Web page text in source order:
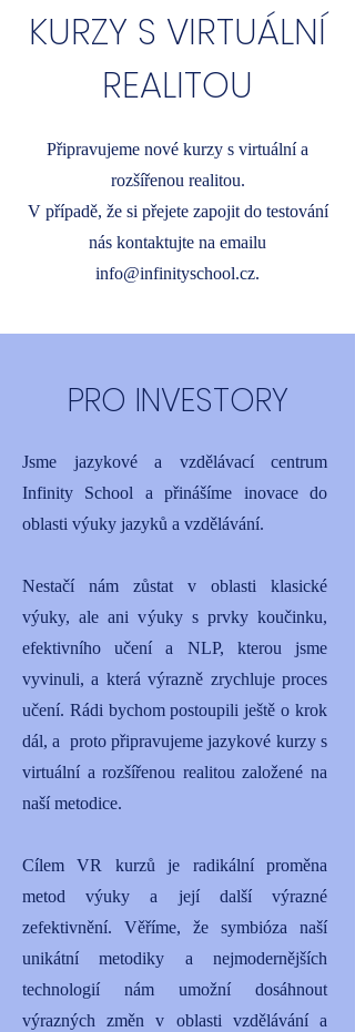
KURZY S VIRTUÁLNÍ
REALITOU
Připravujeme nové kurzy s virtuální a
rozšířenou realitou.
V případě, že si přejete zapojit do testování
nás kontaktujte na emailu
info@infinityschool.cz.
PRO INVESTORY
Jsme jazykové a vzdělávací centrum
Infinity School a přinášíme inovace do
oblasti výuky jazyků a vzdělávání.
Nestačí nám zůstat v oblasti klasické
výuky, ale ani výuky s prvky koučinku,
efektivního učení a NLP, kterou jsme
vyvinuli, a která výrazně zrychluje proces
učení. Rádi bychom postoupili ještě o krok
dál, a proto připravujeme jazykové kurzy s
virtuální a rozšířenou realitou založené na
naší metodice.
Cílem VR kurzů je radikální proměna
metod výuky a její další výrazné
zefektivnění. Věříme, že symbióza naší
unikátní metodiky a nejmodernějších
technologií nám umožní dosáhnout
výrazných změn v oblasti vzdělávání a